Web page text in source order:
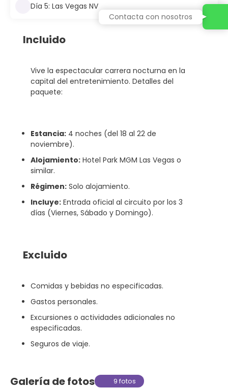
Día 5: Las Vegas NV
Incluido
Vive la espectacular carrera nocturna en la
capital del entretenimiento. Detalles del
paquete:
Estancia: 4 noches (del 18 al 22 de
noviembre).
Alojamiento: Hotel Park MGM Las Vegas o
similar.
Régimen: Solo alojamiento.
Incluye: Entrada oficial al circuito por los 3
días (Viernes, Sábado y Domingo).
Excluido
Comidas y bebidas no especificadas.
Gastos personales.
Excursiones o actividades adicionales no
especificadas.
Seguros de viaje.
Galería de fotos 9 fotos
Contacta con nosotros